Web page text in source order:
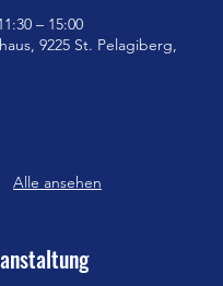
– 15:00
9225 St. Pelagiberg,
Alle ansehen